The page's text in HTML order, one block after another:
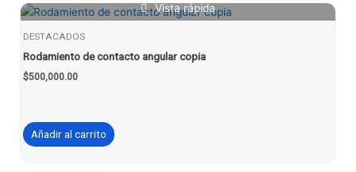
Vista rápida
DESTACADOS
Rodamiento de contacto angular copia
$500,000.00
Añadir al carrito